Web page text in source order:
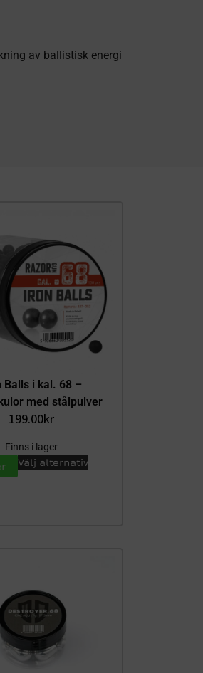
av ballistisk energi
Balls i kal. 68 –
med stålpulver
199.00kr
Finns i lager
Välj alternativ